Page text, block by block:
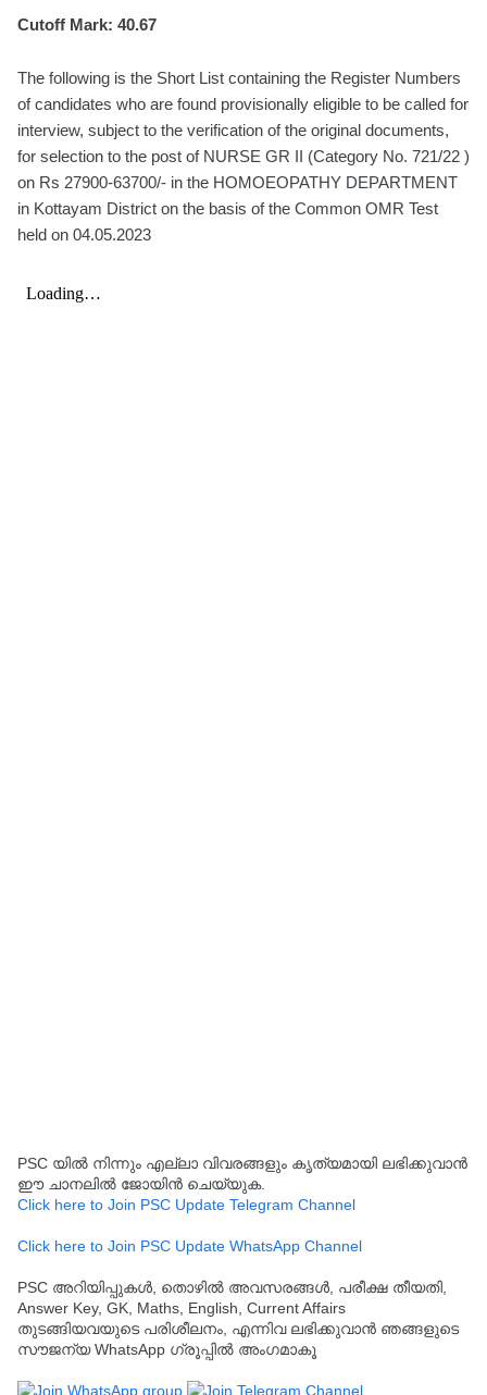
Cutoff Mark: 40.67
The following is the Short List containing the Register Numbers
of candidates who are found provisionally eligible to be called for
interview, subject to the verification of the original documents,
for selection to the post of NURSE GR II (Category No. 721/22 )
on Rs 27900-63700/- in the HOMOEOPATHY DEPARTMENT
in Kottayam District on the basis of the Common OMR Test
held on 04.05.2023
PSC യിൽ നിന്നും എല്ലാ വിവരങ്ങളും കൃത്യമായി ലഭിക്കുവാൻ
ഈ ചാനലിൽ ജോയിൻ ചെയ്യുക.
Click here to Join PSC Update Telegram Channel
Click here to Join PSC Update WhatsApp Channel
PSC അറിയിപ്പുകൾ, തൊഴിൽ അവസരങ്ങൾ, പരീക്ഷ തീയതി,
Answer Key, GK, Maths, English, Current Affairs
തുടങ്ങിയവയുടെ പരിശീലനം, എന്നിവ ലഭിക്കുവാൻ ഞങ്ങളുടെ
സൗജന്യ WhatsApp ഗ്രൂപ്പിൽ അംഗമാകൂ